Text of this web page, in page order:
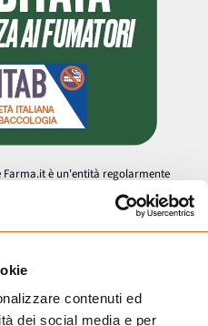
contenuti ed
dei social media e per
è un'entità regolarmente
effettuare la vendita online di